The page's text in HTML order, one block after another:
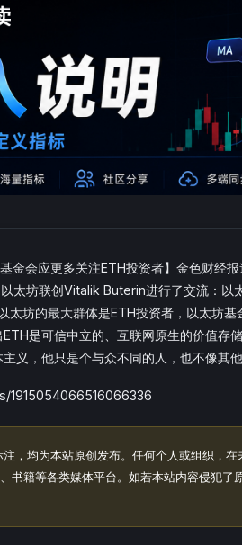
金会应更多关注ETH投资者】金色财经
太坊联创Vitalik Buterin进行了交流：以
太坊的最大群体是ETH投资者，以太坊
是可信中立的、互联网原生的价值存
义，他只是个与众不同的人，也不像其
1915054066516066336
，均为本站原创发布。任何个人或组织，
书籍等各类媒体平台。如若本站内容侵犯了